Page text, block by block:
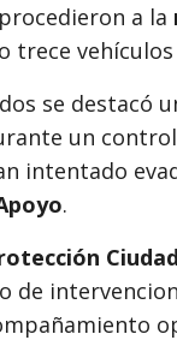
a la
trece
se destacó
un
intentado
.
de